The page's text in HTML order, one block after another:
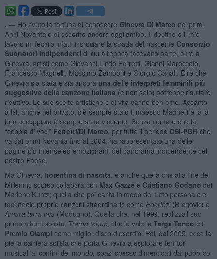
. — Ho avuto la fortuna di conoscere Ginevra Di Marco nei primi
Anni Novanta e di esserne ancora oggi amico. Il destino e il mio
lavoro mi fecero infatti incrociare la strada del nascente Consorzio
Suonatori Indipendenti di cui all'epoca facevano parte, oltre a
Ginevra, artisti come Giovanni Lindo Ferretti, Gianni Maroccolo,
Francesco Magnelli, Massimo Zamboni e Giorgio Canali. Dire che
Ginevra sia stata e sia ancora una delle interpreti femminili più
suggestive della canzone italiana (e non solo) potrebbe risultare
riduttivo. Le sue scelte artistiche e di vita vanno ben oltre. Accanto
a lei, anche nel privato, c'è sempre stato il maestro Magnelli e la la
loro accoppiata è sempre stata vincente. Senza contare che la
“coppia di voci” Ferretti/Di Marco , per tutto il periodo CSI-PGR che
va dai primi Novanta fino al 2004, ha rappresentato una delle
pagine più intense ed emozionanti del panorama indipendente del
nostro Paese.
Ma Ginevra, fiorentina di nascita , è anche quella che alla fine del
Millennio scorso collabora con Max Gazzé e Cristiano Godano dei
Marlene Kuntz; quella che poi canta in modo del tutto personale e
facendole proprie canzoni straordinarie come Ederlezi(Bregovic) e
Amara terra mia (Modugno). Quella che, nel 1999, realizzail suo
primo album solista, Trama tenue , che le vale la Targa Tenco e il
Premio Ciampi come miglior disco d’esordio. Poi, dal 2005, ecco la
piena carriera solista che porta Ginevra a esplorare territori
musicali ai confini del mondo, spazi spesso dimenticati dal pubblico